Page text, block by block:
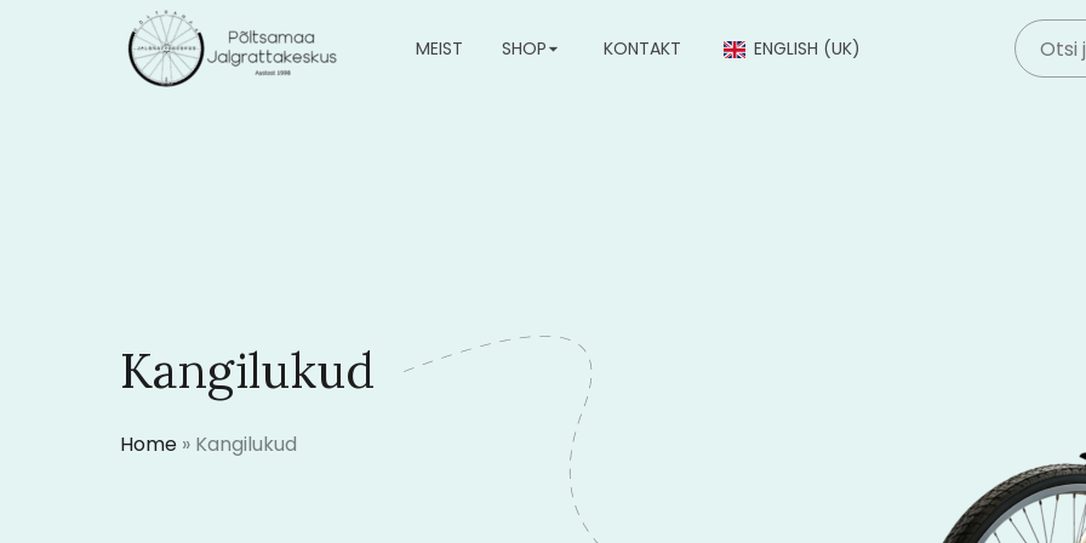
MEIST SHOP KONTAKT ENGLISH (UK)
Kangilukud
Home » Kangilukud